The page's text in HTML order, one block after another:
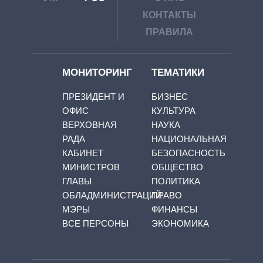
КОНТАКТЫ
ПРАВИЛА
МОНИТОРИНГ
ПРЕЗИДЕНТ И
ОФИС
ВЕРХОВНАЯ
РАДА
КАБИНЕТ
МИНИСТРОВ
ГЛАВЫ
ОБЛАДМИНИСТРАЦИЙ
МЭРЫ
ВСЕ ПЕРСОНЫ
ТЕМАТИКИ
БИЗНЕС
КУЛЬТУРА
НАУКА
НАЦИОНАЛЬНАЯ
БЕЗОПАСНОСТЬ
ОБЩЕСТВО
ПОЛИТИКА
ПРАВО
ФИНАНСЫ
ЭКОНОМИКА